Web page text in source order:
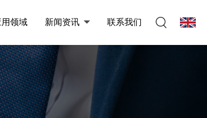
用领域 新闻资讯 联系我们